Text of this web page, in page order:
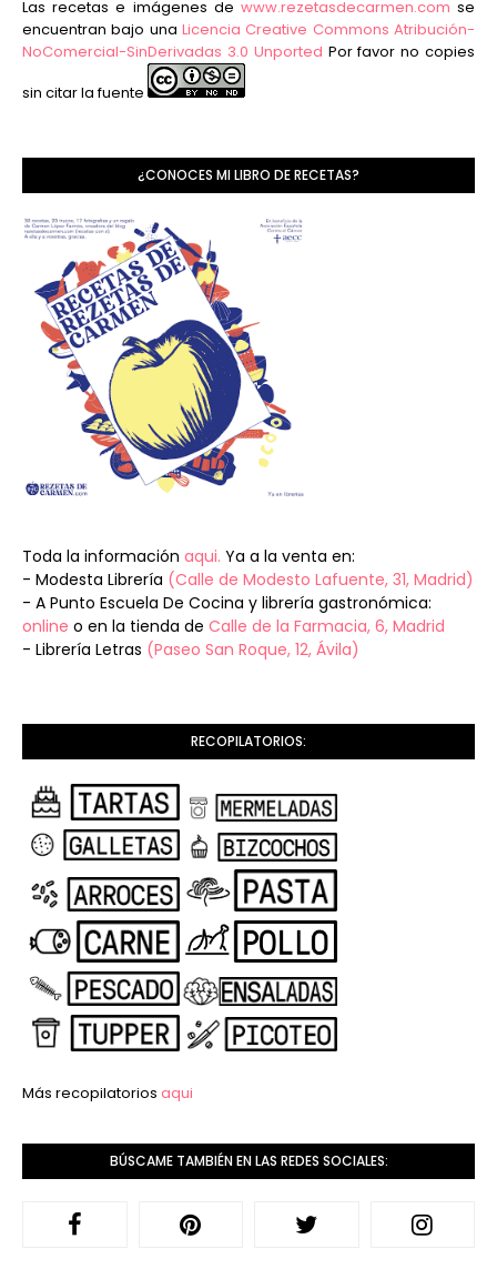
Las recetas e imágenes de www.rezetasdecarmen.com se
encuentran bajo una Licencia Creative Commons Atribución-
NoComercial-SinDerivadas 3.0 Unported Por favor no copies
sin citar la fuente
¿CONOCES MI LIBRO DE RECETAS?
Toda la información aqui. Ya a la venta en:
- Modesta Librería (Calle de Modesto Lafuente, 31, Madrid)
- A Punto Escuela De Cocina y librería gastronómica:
online o en la tienda de Calle de la Farmacia, 6, Madrid
- Librería Letras (Paseo San Roque, 12, Ávila)
RECOPILATORIOS:
Más recopilatorios aqui
BÚSCAME TAMBIÉN EN LAS REDES SOCIALES: